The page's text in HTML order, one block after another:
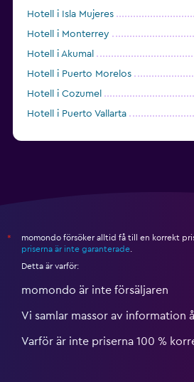
Hotell i Isla Mujeres
Hotell i Monterrey
Hotell i Akumal
Hotell i Puerto Morelos
Hotell i Cozumel
Hotell i Puerto Vallarta
*
momondo försöker alltid få till en korrekt
priserna är inte garanterade
Detta är varför:
momondo är inte försäljaren
Vi samlar massor av information
Varför är inte priserna 100 %